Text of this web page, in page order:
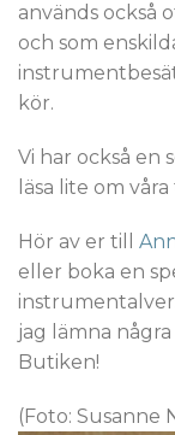
används också
och som
kör.
Vi har också en
läsa lite om
Hör av er till
eller boka en
jag lämna
Butiken!
(Foto: Susanne